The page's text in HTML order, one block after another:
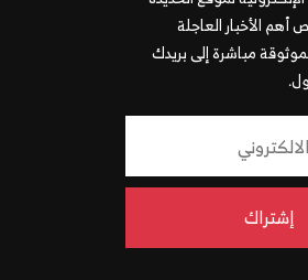
الأخبار العاجلة
مباشرة إلى بريدك
إشتراك